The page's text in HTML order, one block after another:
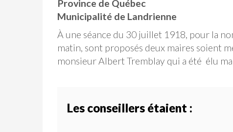
Province de Québec
Municipalité de Landrienne
À une séance du 30 juillet 1918, pour la
matin, sont proposés deux maires soient
monsieur Albert Tremblay qui a été élu
Les conseillers étaient :